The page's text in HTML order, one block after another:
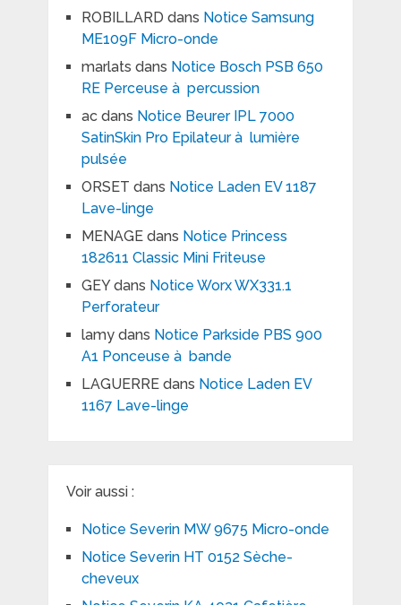
ROBILLARD dans Notice Samsung
ME109F Micro-onde
marlats dans Notice Bosch PSB 650
RE Perceuse à percussion
acdans Notice Beurer IPL 7000
SatinSkin Pro Epilateur à lumière
pulsée
ORSET dans Notice Laden EV 1187
Lave-linge
MENAGEdans Notice Princess
182611 Classic Mini Friteuse
GEYdans Notice Worx WX331.1
Perforateur
lamydans Notice Parkside PBS 900
A1 Ponceuse à bande
LAGUERREdans Notice Laden EV
1167 Lave-linge
Voir aussi :
Notice Severin MW 9675 Micro-onde
Notice Severin HT 0152 Sèche-
cheveux